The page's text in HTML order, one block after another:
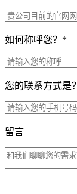
如何称呼您？ *
您的联系方式是？
留言